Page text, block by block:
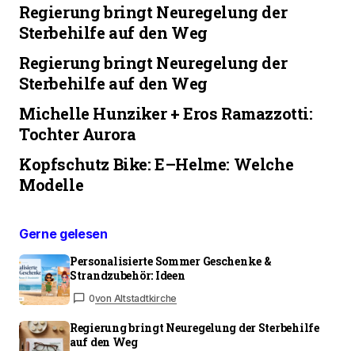
Regierung bringt Neuregelung der
Sterbehilfe auf den Weg
Regierung bringt Neuregelung der
Sterbehilfe auf den Weg
Michelle Hunziker + Eros Ramazzotti:
Tochter Aurora
Kopfschutz Bike: E–Helme: Welche
Modelle
Gerne gelesen
Personalisierte Sommer Geschenke &
Strandzubehör: Ideen
0von Altstadtkirche
Regierung bringt Neuregelung der Sterbehilfe
auf den Weg